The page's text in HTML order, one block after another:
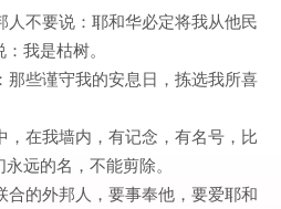
人不要说：耶和华必定将我从他民
我是枯树。
那些谨守我的安息日，拣选我所喜
，在我墙内，有记念，有名号，比
远的名，不能剪除。
合的外邦人，要事奉他，要爱耶和